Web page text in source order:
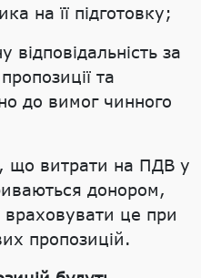
на її підготовку;
за
та
до вимог чинного
витрати на ПДВ у
донором,
це при
пропозицій.